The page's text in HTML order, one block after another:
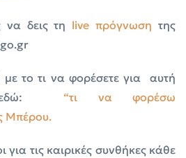
να δεις τη live πρόγνωση της
με το τι να φορέσετε για αυτή
εδώ: “τι να φορέσω
Μπέρου.
για τις καιρικές συνθήκες κάθε